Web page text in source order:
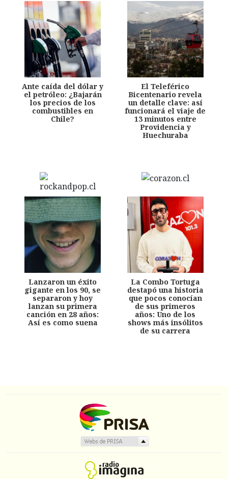
Ante caída del dólar y
el petróleo: ¿Bajarán
los precios de los
combustibles en
Chile?
El Teleférico
Bicentenario revela
un detalle clave: así
funcionará el viaje de
13 minutos entre
Providencia y
Huechuraba
Lanzaron un éxito
gigante en los 90, se
separaron y hoy
lanzan su primera
canción en 28 años:
Así es como suena
La Combo Tortuga
destapó una historia
que pocos conocían
de sus primeros
años: Uno de los
shows más insólitos
de su carrera